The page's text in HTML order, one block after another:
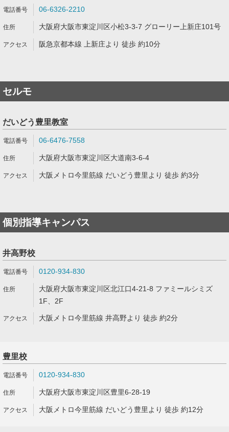
06-6326-2210
大阪府大阪市東淀川区小松3-3-7 グローリー上新庄101号
阪急京都本線 上新庄より 徒歩 約10分
セルモ
だいどう豊里教室
06-6476-7558
大阪府大阪市東淀川区大道南3-6-4
大阪メトロ今里筋線 だいどう豊里より 徒歩 約3分
個別指導キャンパス
井高野校
0120-934-830
大阪府大阪市東淀川区北江口4-21-8 ファミールシミズ
1F、2F
大阪メトロ今里筋線 井高野より 徒歩 約2分
豊里校
0120-934-830
大阪府大阪市東淀川区豊里6-28-19
大阪メトロ今里筋線 だいどう豊里より 徒歩 約12分